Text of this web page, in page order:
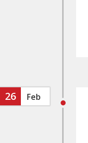
26 Feb